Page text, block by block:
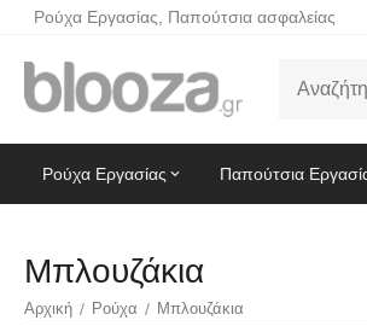
Ρούχα Εργασίας, Παπούτσια ασφαλείας
Ρούχα Εργασίας Παπούτσια
Μπλουζάκια
Αρχική / Ρούχα / Μπλουζάκια